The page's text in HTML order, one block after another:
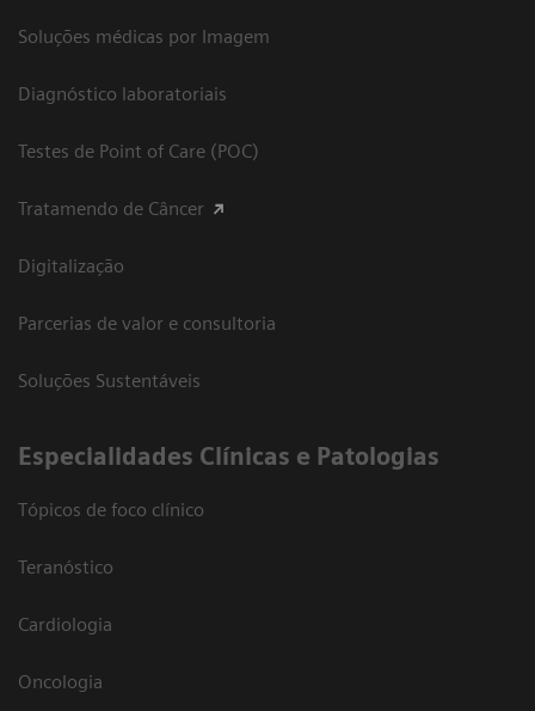
Soluções médicas por Imagem
Diagnóstico laboratoriais
Testes de Point of Care (POC)
Tratamendo de Câncer
Digitalização
Parcerias de valor e consultoria
Soluções Sustentáveis
​Especialidades Clínicas e Patologias
Tópicos de foco clínico
Teranóstico
Cardiologia
Oncologia